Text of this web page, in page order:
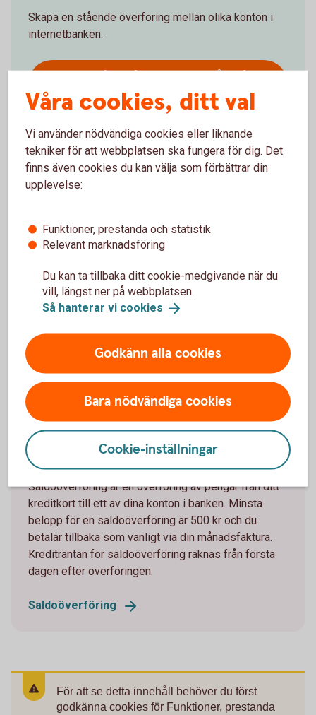
Skapa en stående överföring mellan olika konton i
internetbanken.
Logga in och starta en stående
överföring
Ring oss
Ring 0325-327 00 om stående överföring
Logga in och aktivera telefontjänst
Saldoöverföring – från kreditkort
till konto
Saldoöverföring – vid flytt av minst
500 kr till konto
Saldoöverföring är en överföring av pengar från ditt
kreditkort till ett av dina konton i banken. Minsta
belopp för en saldoöverföring är 500 kr och du
betalar tillbaka som vanligt via din månadsfaktura.
Krediträntan för saldoöverföring räknas från första
dagen efter överföringen.
Saldoöverföring
För att se detta innehåll behöver du först
godkänna cookies för Funktioner, prestanda
Våra cookies, ditt val
Vi använder nödvändiga cookies eller liknande
tekniker för att webbplatsen ska fungera för dig. Det
finns även cookies du kan välja som förbättrar din
upplevelse:
Funktioner, prestanda och statistik
Relevant marknadsföring
Du kan ta tillbaka ditt cookie-medgivande när du
vill, längst ner på webbplatsen.
Så hanterar vi cookies
Godkänn alla cookies
Bara nödvändiga cookies
Cookie-inställningar